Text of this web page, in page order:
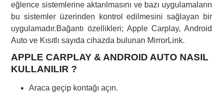
eğlence sistemlerine aktarılmasını ve bazı uygulamaların
bu sistemler üzerinden kontrol edilmesini sağlayan bir
uygulamadır.Bağantı özellikleri; Apple Carplay, Android
Auto ve Kısıtlı sayıda cihazda bulunan MirrorLink.
APPLE CARPLAY & ANDROID AUTO NASIL
KULLANILIR ?
Araca geçip kontağı açın.